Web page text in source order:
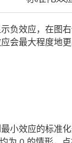
负效应，在图
会最大程度地
小效应的标准